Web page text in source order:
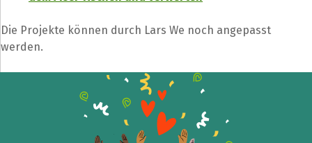
Die Projekte können durch Lars We noch angepasst
werden.